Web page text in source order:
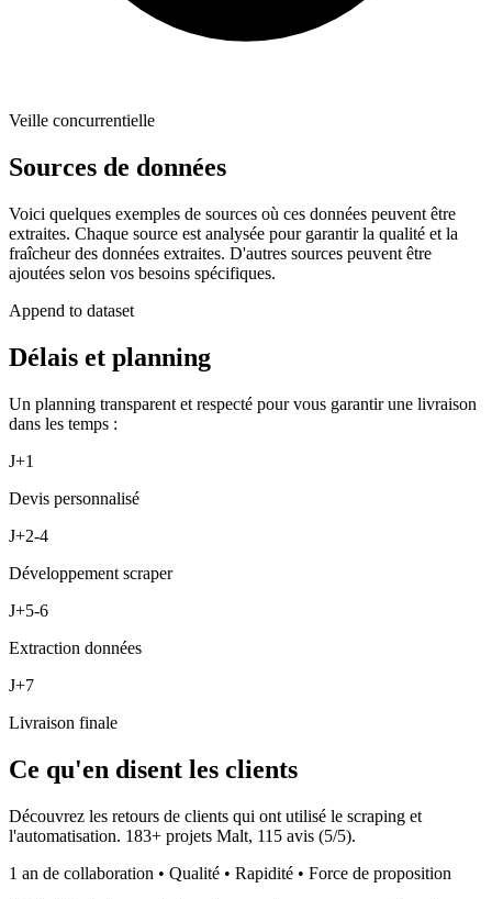
Veille concurrentielle
Sources de données
Voici quelques exemples de sources où ces données peuvent être
extraites. Chaque source est analysée pour garantir la qualité et la
fraîcheur des données extraites. D'autres sources peuvent être
ajoutées selon vos besoins spécifiques.
Append to dataset
Délais et planning
Un planning transparent et respecté pour vous garantir une livraison
dans les temps :
J+1
Devis personnalisé
J+2-4
Développement scraper
J+5-6
Extraction données
J+7
Livraison finale
Ce qu'en disent les clients
Découvrez les retours de clients qui ont utilisé le scraping et
l'automatisation. 183+ projets Malt, 115 avis (5/5).
1 an de collaboration • Qualité • Rapidité • Force de proposition